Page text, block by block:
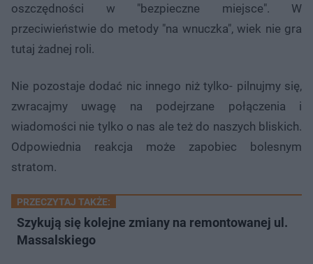
oszczędności w "bezpieczne miejsce". W
przeciwieństwie do metody "na wnuczka", wiek nie gra
tutaj żadnej roli.
Nie pozostaje dodać nic innego niż tylko- pilnujmy się,
zwracajmy uwagę na podejrzane połączenia i
wiadomości nie tylko o nas ale też do naszych bliskich.
Odpowiednia reakcja może zapobiec bolesnym
stratom.
PRZECZYTAJ TAKŻE:
Szykują się kolejne zmiany na remontowanej ul.
Massalskiego